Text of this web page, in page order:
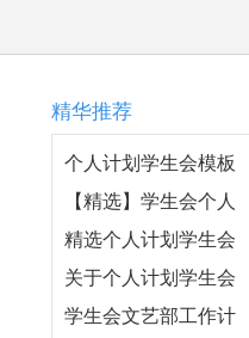
精华推荐
个人计划学生会模板
汇编五篇
【精选】学生会个人
工作计划锦集五篇
精选个人计划学生会
范文合集六篇
关于个人计划学生会
汇编九篇
学生会文艺部工作计